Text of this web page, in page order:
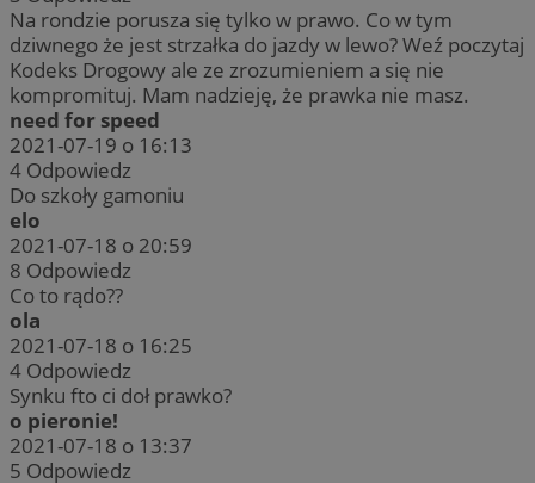
Na rondzie porusza się tylko w prawo. Co w tym
dziwnego że jest strzałka do jazdy w lewo? Weź poczytaj
Kodeks Drogowy ale ze zrozumieniem a się nie
kompromituj. Mam nadzieję, że prawka nie masz.
need for speed
2021-07-19 o 16:13
4 Odpowiedz
Do szkoły gamoniu
elo
2021-07-18 o 20:59
8 Odpowiedz
Co to rądo??
ola
2021-07-18 o 16:25
4 Odpowiedz
Synku fto ci doł prawko?
o pieronie!
2021-07-18 o 13:37
5 Odpowiedz